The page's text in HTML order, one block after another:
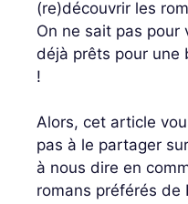
(re)découvrir les
On ne sait pas pour
déjà prêts pour une
!
Alors, cet article
pas à le partager
à nous dire en
romans préférés de